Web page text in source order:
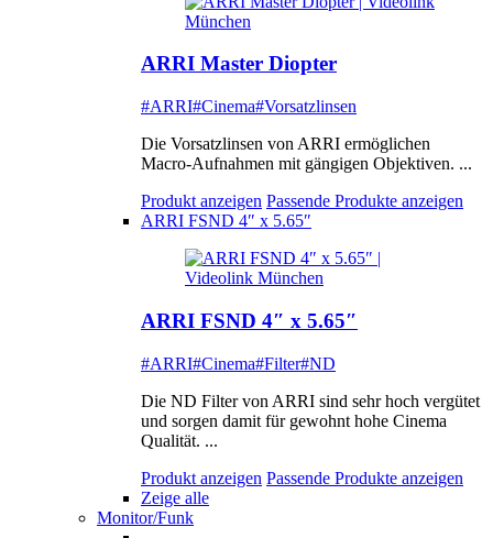
ARRI Master Diopter
#ARRI#Cinema#Vorsatzlinsen
Die Vorsatzlinsen von ARRI ermöglichen
Macro-Aufnahmen mit gängigen Objektiven. ...
Produkt anzeigen Passende Produkte anzeigen
ARRI FSND 4″ x 5.65″
ARRI FSND 4″ x 5.65″
#ARRI#Cinema#Filter#ND
Die ND Filter von ARRI sind sehr hoch vergütet
und sorgen damit für gewohnt hohe Cinema
Qualität. ...
Produkt anzeigen Passende Produkte anzeigen
Zeige alle
Monitor/Funk